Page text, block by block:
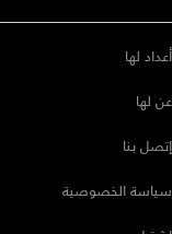
أعداد لها
عن لها
إتصل بنا
سياسة الخصوصية